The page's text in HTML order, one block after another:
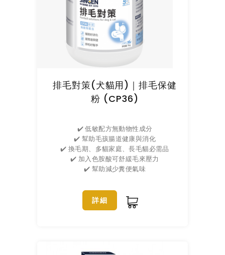
排毛對策(犬貓用)｜排毛保健
粉 (CP36)
✔️ 低敏配方無動物性成分
✔️ 幫助毛孩腸道健康與消化
✔️ 換毛期、多貓家庭、長毛貓必需品
✔️ 加入色胺酸可舒緩毛來壓力
✔️ 幫助減少糞便氣味
詳細